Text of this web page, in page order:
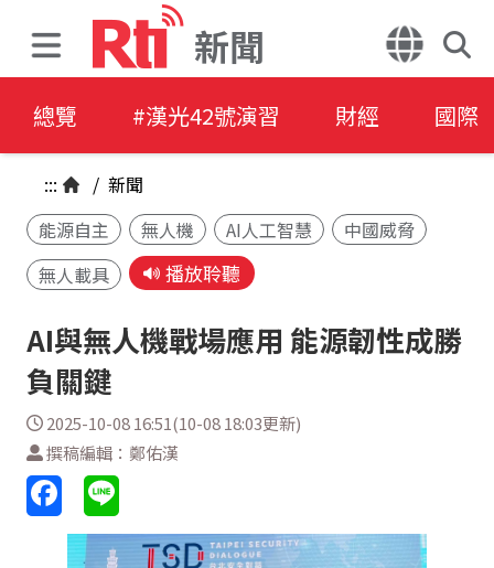
新聞
總覽 #漢光42號演習 財經 國際
::: / 新聞
能源自主
無人機 AI人工智慧
中國威脅
無人載具
播放聆聽
AI與無人機戰場應用 能源韌性成勝
負關鍵
2025-10-08 16:51(10-08 18:03更新)
撰稿編輯：鄭佑漢